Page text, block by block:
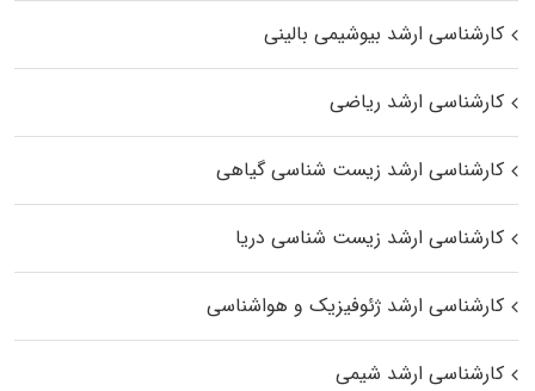
کارشناسی ارشد بیوشیمی بالینی
کارشناسی ارشد ریاضی
کارشناسی ارشد زیست‌ شناسی گیاهی
کارشناسی ارشد زیست‌ شناسی دریا
کارشناسی ارشد ژئوفیزیک و هواشناسی
کارشناسی ارشد شیمی